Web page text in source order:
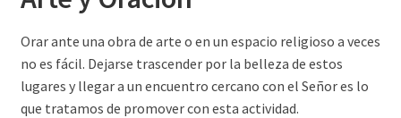
Actualidad
Publicaciones
Orar ante una obra de arte o en un espacio religioso a veces
no es fácil. Dejarse trascender por la belleza de estos
lugares y llegar a un encuentro cercano con el Señor es lo
que tratamos de promover con esta actividad.